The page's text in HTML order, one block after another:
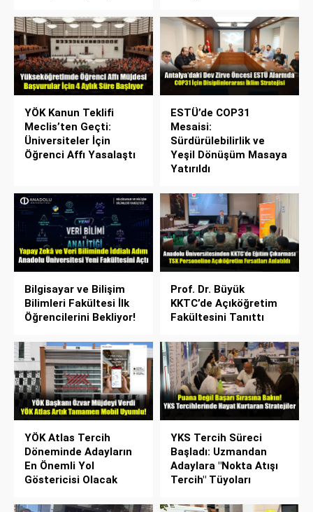
YÖK Kanun Teklifi
Meclis’ten Geçti:
Üniversiteler İçin
Öğrenci Affı Yasalaştı
ESTÜ’de COP31
Mesaisi:
Sürdürülebilirlik ve
Yeşil Dönüşüm Masaya
Yatırıldı
Bilgisayar ve Bilişim
Bilimleri Fakültesi İlk
Öğrencilerini Bekliyor!
Prof. Dr. Büyük
KKTC’de Açıköğretim
Fakültesini Tanıttı
YÖK Atlas Tercih
Döneminde Adayların
En Önemli Yol
Göstericisi Olacak
YKS Tercih Süreci
Başladı: Uzmandan
Adaylara "Nokta Atışı
Tercih" Tüyoları